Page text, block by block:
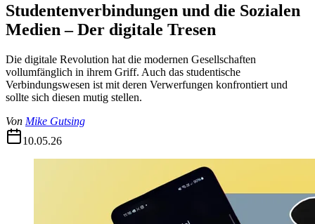
Studentenverbindungen und die Sozialen
Medien – Der digitale Tresen
Die digitale Revolution hat die modernen Gesellschaften
vollumfänglich in ihrem Griff. Auch das studentische
Verbindungswesen ist mit deren Verwerfungen konfrontiert und
sollte sich diesen mutig stellen.
Von Mike Gutsing
10.05.26